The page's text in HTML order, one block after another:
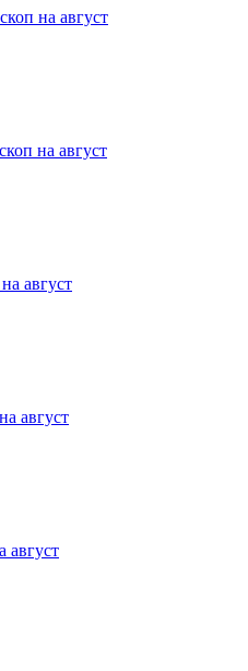
на август
на август
август
август
август